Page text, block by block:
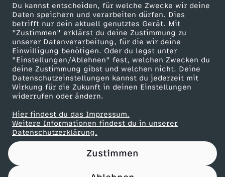
Du kannst entscheiden, für welche Zwecke wir deine
Daten speichern und verarbeiten dürfen. Dies
betrifft nur dein aktuell genutztes Gerät. Mit
"Zustimmen" erklärst du deine Zustimmung zu
unserer Datenverarbeitung, für die wir deine
Einwilligung benötigen. Oder du legst unter
"Einstellungen/Ablehnen" fest, welchen Zwecken du
deine Zustimmung gibst und welchen nicht. Deine
Datenschutzeinstellungen kannst du jederzeit mit
Wirkung für die Zukunft in deinen Einstellungen
widerrufen oder ändern.
Hier findest du das Impressum.
Weitere Informationen findest du in unserer
Datenschutzerklärung.
Zustimmen
a
i
l
e
r
ZDF goes Schule
Werbefernsehen
Mainzelmännchen
Partner